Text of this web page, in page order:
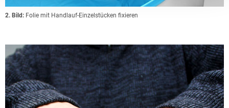
2. Bild: Folie mit Handlauf-Einzelstücken fixieren